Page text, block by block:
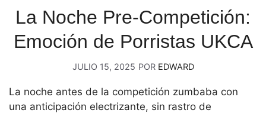
La Noche Pre-Competición:
Emoción de Porristas UKCA
JULIO 15, 2025 POR EDWARD
La noche antes de la competición zumbaba con
una anticipación electrizante, sin rastro de